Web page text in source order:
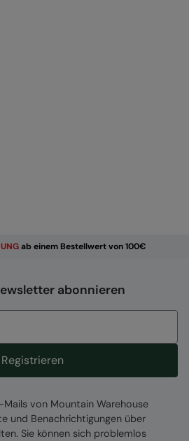
ab einem Bestellwert von 100€
abonnieren
Registrieren
von Mountain Warehouse
und Benachrichtigungen über
Sie können sich problemlos